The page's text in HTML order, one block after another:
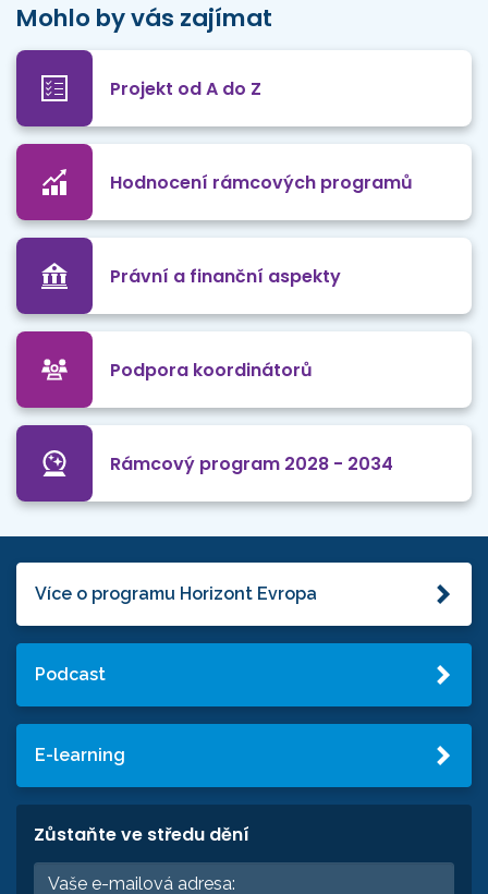
Mohlo by vás zajímat
Projekt od A do Z
Hodnocení rámcových programů
Právní a finanční aspekty
Podpora koordinátorů
Rámcový program 2028 - 2034
Více o programu Horizont Evropa
Podcast
E-learning
Zůstaňte ve středu dění